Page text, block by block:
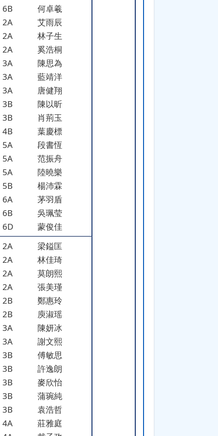
6B
何卓羲
2A
艾雨辰
2A
林子生
2A
奚浩桐
3A
陳思為
3A
藍靖洋
3A
唐健翔
3B
陳以昕
3B
肖荊玉
4B
葉慶標
5A
段書恆
5A
范振舟
5A
陸曉樂
5B
楊沛霖
6A
茅羽盾
6B
吳珮莹
6D
蒙俊佳
2A
梁鎰匡
2A
林佳琦
2A
莫朗熙
2A
張美瑾
2B
鄭惠玲
2B
庾淑瑶
3A
陳妍冰
3A
謝文熙
3B
傅敏思
3B
許逸朗
3B
麥欣怡
3B
蒲琬純
3B
袁浩哲
4A
莊雅庭